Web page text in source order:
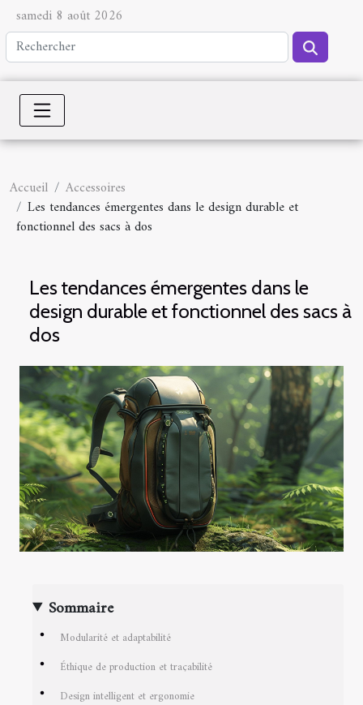
samedi 8 août 2026
Accueil
Accessoires
Les tendances émergentes dans le design durable et
fonctionnel des sacs à dos
Les tendances émergentes dans le
design durable et fonctionnel des sacs à
dos
Sommaire
Modularité et adaptabilité
Éthique de production et traçabilité
Design intelligent et ergonomie